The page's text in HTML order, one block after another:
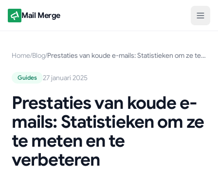
Mail Merge
Home/Blog/ Prestaties van koude e-mails: Statistieken om ze te meten en te verbeteren
Guides 27 januari 2025
Prestaties van koude e-
mails: Statistieken om ze
te meten en te
verbeteren